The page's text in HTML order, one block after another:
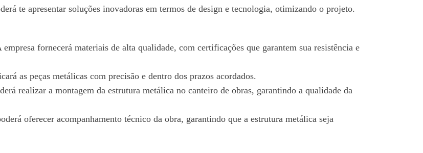
te apresentar soluções inovadoras em termos de design e tecnologia, otimizando o projeto.
empresa fornecerá materiais de alta qualidade, com certificações que garantem sua resistência e
as peças metálicas com precisão e dentro dos prazos acordados.
realizar a montagem da estrutura metálica no canteiro de obras, garantindo a qualidade da
oferecer acompanhamento técnico da obra, garantindo que a estrutura metálica seja